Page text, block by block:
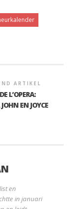
ARTIKEL
L’OPERA:
EN JOYCE
en
in januari